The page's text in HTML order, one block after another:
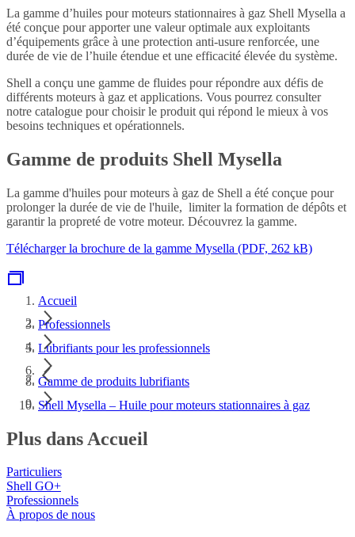
La gamme d’huiles pour moteurs stationnaires à gaz Shell Mysella a
été conçue pour apporter une valeur optimale aux exploitants
d’équipements grâce à une protection anti-usure renforcée, une
durée de vie de l’huile étendue et une efficacité élevée du système.
Shell a conçu une gamme de fluides pour répondre aux défis de
différents moteurs à gaz et applications. Vous pourrez consulter
notre catalogue pour choisir le produit qui répond le mieux à vos
besoins techniques et opérationnels.
Gamme de produits Shell Mysella
La gamme d'huiles pour moteurs à gaz de Shell a été conçue pour
prolonger la durée de vie de l'huile, limiter la formation de dépôts et
garantir la propreté de votre moteur. Découvrez la gamme.
Télécharger la brochure de la gamme Mysella (PDF, 262 kB)
Accueil
Professionnels
Lubrifiants pour les professionnels
Gamme de produits lubrifiants
Shell Mysella – Huile pour moteurs stationnaires à gaz
Plus dans Accueil
Particuliers
Shell GO+
Professionnels
À propos de nous